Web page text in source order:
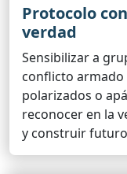
Protocolo
verdad
Sensibilizar a
conflicto
polarizados o
reconocer en la
y construir